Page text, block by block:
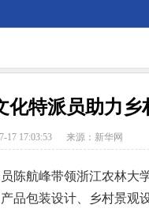
化特派员助力乡
17 17:03:53 来源：新华网
航峰带领浙江农林大
品包装设计、乡村景观